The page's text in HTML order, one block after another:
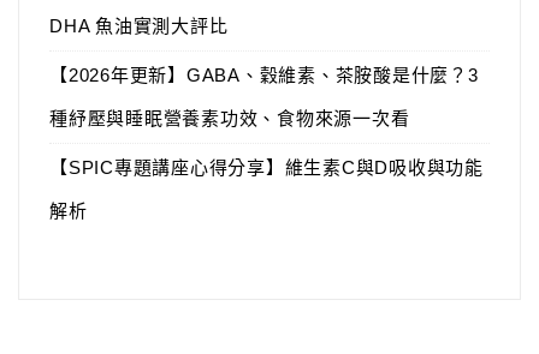
DHA 魚油實測大評比
【2026年更新】GABA、穀維素、茶胺酸是什麼？3
種紓壓與睡眠營養素功效、食物來源一次看
【SPIC專題講座心得分享】維生素C與D吸收與功能
解析